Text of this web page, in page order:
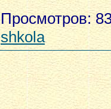
Просмотров:
shkola